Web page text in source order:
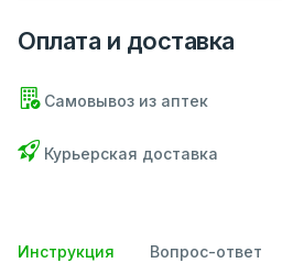
Оплата и доставка
Самовывоз из аптек
Курьерская доставка
Инструкция Вопрос-ответ